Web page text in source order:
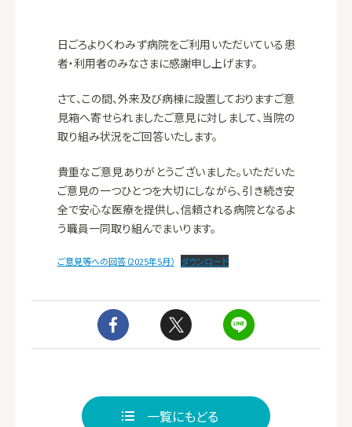
日ごろよりくわみず病院をご利用いただいている患
者・利用者のみなさまに感謝申し上げます。
さて、この間、外来及び病棟に設置しておりますご意
見箱へ寄せられましたご意見に対しまして、当院の
取り組み状況をご回答いたします。
貴重なご意見ありがとうございました。いただいた
ご意見の一つひとつを大切にしながら、引き続き安
全で安心な医療を提供し、信頼される病院となるよ
う職員一同取り組んでまいります。
ご意見等への回答（2025年5月） ダウンロード
一覧にもどる